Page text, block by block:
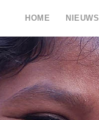
HOME NIEUWS